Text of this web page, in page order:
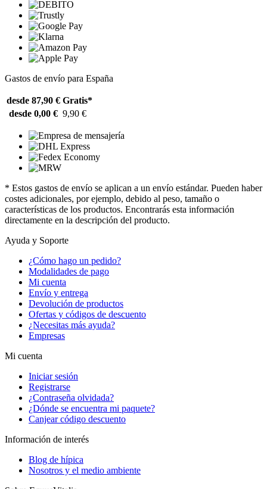
Gastos de envío para España
desde 87,90 € Gratis*
desde 0,00 € 9,90 €
* Estos gastos de envío se aplican a un envío estándar. Pueden haber
costes adicionales, por ejemplo, debido al peso, tamaño o
características de los productos. Encontrarás esta información
directamente en la descripción del producto.
Ayuda y Soporte
¿Cómo hago un pedido?
Modalidades de pago
Mi cuenta
Envío y entrega
Devolución de productos
Ofertas y códigos de descuento
¿Necesitas más ayuda?
Empresas
Mi cuenta
Iniciar sesión
Registrarse
¿Contraseña olvidada?
¿Dónde se encuentra mi paquete?
Canjear código descuento
Información de interés
Blog de hípica
Nosotros y el medio ambiente